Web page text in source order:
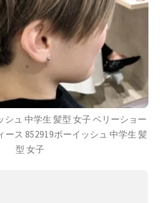
シュ 中学生 髪型 女子 ベリーショー
ース 852919ボーイッシュ 中学生 髪
型 女子